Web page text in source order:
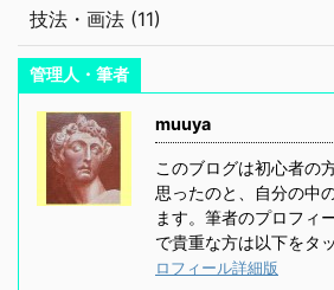
技法・画法 (11)
管理人・筆者
muuya
このブログは初心者の
思ったのと、自分の中
ます。筆者のプロフィ
で貴重な方は以下をタ
ロフィール詳細版